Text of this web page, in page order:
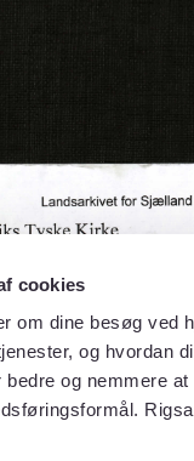
cookies
om dine besøg
og hvordan
og nemmere